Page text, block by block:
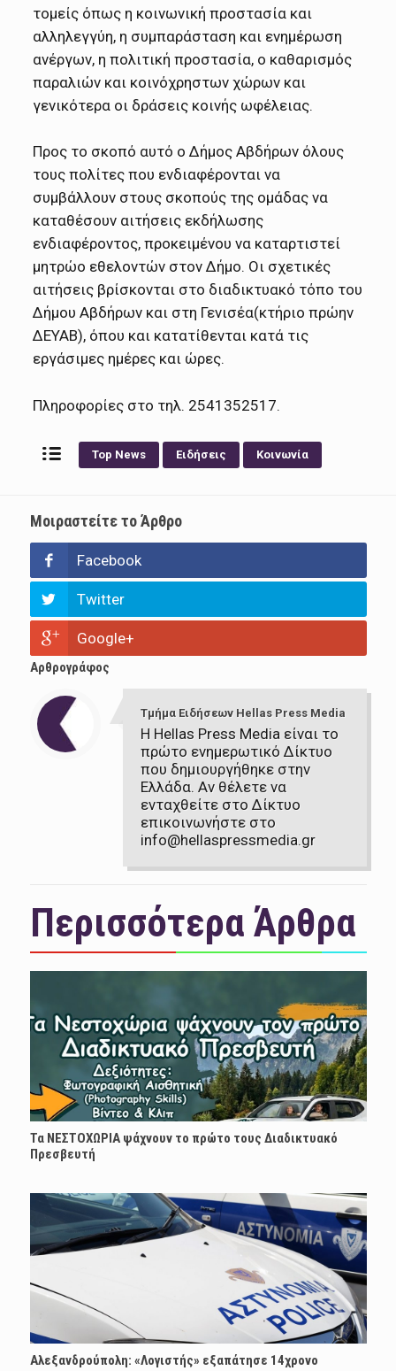
τομείς όπως η κοινωνική προστασία και
αλληλεγγύη, η συμπαράσταση και ενημέρωση
ανέργων, η πολιτική προστασία, ο καθαρισμός
παραλιών και κοινόχρηστων χώρων και
γενικότερα οι δράσεις κοινής ωφέλειας.
Προς το σκοπό αυτό ο Δήμος Αβδήρων όλους
τους πολίτες που ενδιαφέρονται να
συμβάλλουν στους σκοπούς της ομάδας να
καταθέσουν αιτήσεις εκδήλωσης
ενδιαφέροντος, προκειμένου να καταρτιστεί
μητρώο εθελοντών στον Δήμο. Οι σχετικές
αιτήσεις βρίσκονται στο διαδικτυακό τόπο του
Δήμου Αβδήρων και στη Γενισέα(κτήριο πρώην
ΔΕΥΑΒ), όπου και κατατίθενται κατά τις
εργάσιμες ημέρες και ώρες.
Πληροφορίες στο τηλ. 2541352517.
Top News Ειδήσεις Κοινωνία
Μοιραστείτε το Άρθρο
Facebook
Twitter
Google+
Αρθρογράφος
Τμήμα Ειδήσεων Hellas Press Media
Η Hellas Press Media είναι το
πρώτο ενημερωτικό Δίκτυο
που δημιουργήθηκε στην
Ελλάδα. Αν θέλετε να
ενταχθείτε στο Δίκτυο
επικοινωνήστε στο
info@hellaspressmedia.gr
Περισσότερα Άρθρα
Τα ΝΕΣΤΟΧΩΡΙΑ ψάχνουν το πρώτο τους Διαδικτυακό
Πρεσβευτή
Αλεξανδρούπολη: «Λογιστής» εξαπάτησε 14χρονο